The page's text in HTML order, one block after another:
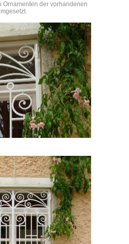
Ornamenten der vorhandenen